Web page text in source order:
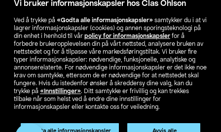
Vi bruker informasjonskapsler hos Clas Ohlson
Ved å trykke på «Godta alle informasjonskapsler» samtykker du i at vi
lagrer informasjonskapsler (cookies) og annen sporingsteknologi på
din enhet i henhold til vår policy for informasjonskapsler for å
forbedre brukeropplevelsen din på vårt nettsted, analysere bruken av
nettstedet og for å tilpasse våre markedsføringstiltak. Vi bruker fire
typer informasjonskapsler: nødvendige, funksjonelle, analytiske og
annonserelaterte. For nødvendige informasjonskapsler er det ikke noe
krav om samtykke, ettersom de er nødvendige for at nettstedet skal
fungere. Hvis du istedenfor ønsker å skreddersy dine valg, kan du
trykke på «Innstillinger». Ditt samtykke er frivillig og kan trekkes
tilbake når som helst ved å endre dine innstillinger for
informasjonskapsler eller kontakte oss for veiledning.
Godta alle informasjonskapsler Avvis alle
Finn din butikk
SE NO FI
Endre til priser ekskl. moms